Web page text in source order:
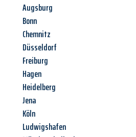
Augsburg
Bonn
Chemnitz
Düsseldorf
Freiburg
Hagen
Heidelberg
Jena
Köln
Ludwigshafen